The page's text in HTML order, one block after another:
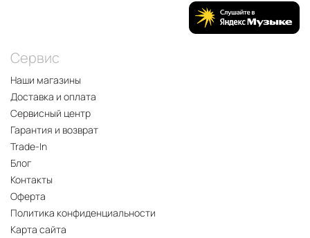
Сервис
Наши магазины
Доставка и оплата
Сервисный центр
Гарантия и возврат
Trade-In
Блог
Контакты
Оферта
Политика конфиденциальности
Карта сайта